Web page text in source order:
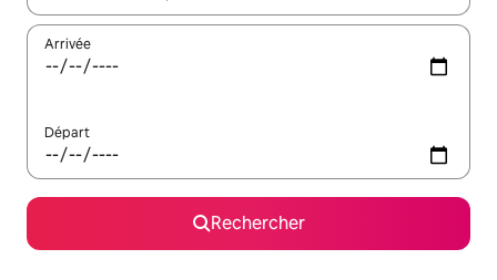
Arrivée
Départ
Rechercher